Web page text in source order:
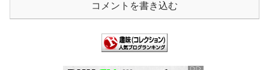
コメントを書き込む